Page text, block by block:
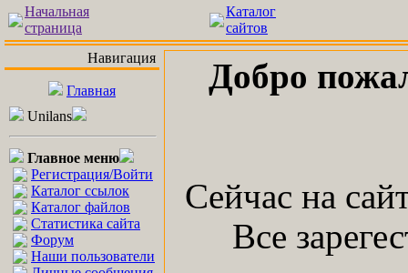
Начальная
страница
Каталог
сайтов
Навигация
Главная
Unilans
Главное меню
Регистрация/Войти
Каталог ссылок
Каталог файлов
Статистика сайта
Форум
Наши пользователи
Добро
Сейчас на
Все